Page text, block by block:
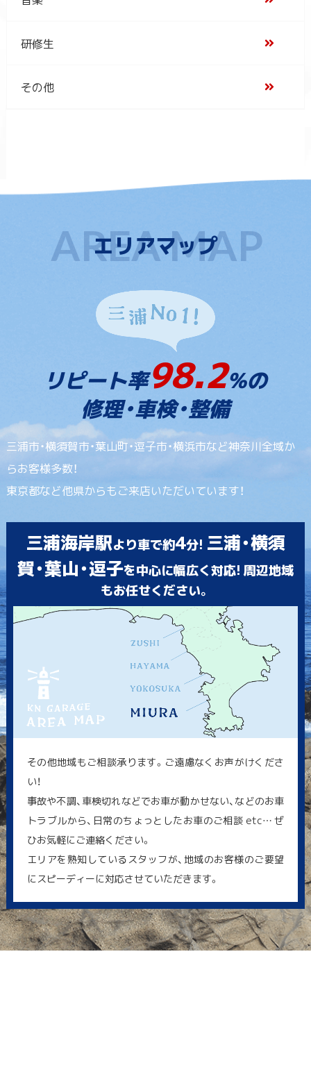
研修生
その他
エリアマップ
リピート率98.2%の
修理・車検・整備
三浦市・横須賀市・葉山町・逗子市・横浜市など神奈川全域か
らお客様多数！
東京都など他県からもご来店いただいています！
三浦海岸駅より車で約4分! 三浦・横須
賀・葉山・逗子を中心に幅広く対応! 周辺地域
もお任せください。
その他地域もご相談承ります。ご遠慮なくお声がけくださ
い！
事故や不調、車検切れなどでお車が動かせない、などのお車
トラブルから、日常のちょっとしたお車のご相談 etc… ぜ
ひお気軽にご連絡ください。
エリアを熟知しているスタッフが、地域のお客様のご要望
にスピーディーに対応させていただきます。